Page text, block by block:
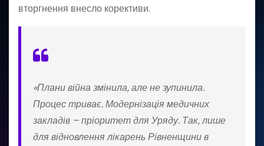
вторгнення внесло корективи.
«Плани війна змінила, але не зупинила.
Процес триває. Модернізація медичних
закладів – пріоритет для Уряду. Так, лише
для відновлення лікарень Рівненщини в